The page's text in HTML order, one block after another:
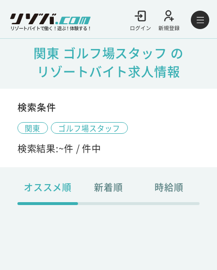
リゾートバイトで働く！遊ぶ！体験する！ ログイン 新規登録
関東 ゴルフ場スタッフ の
リゾートバイト求人情報
検索条件
関東 ゴルフ場スタッフ
検索結果:~件 /件中
オススメ順 新着順 時給順